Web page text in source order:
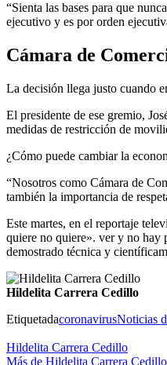
“Sienta las bases para que
ejecutivo y es por orden
Cámara de
La decisión llega justo cuando
El presidente de ese gremio,
medidas de restricción de
¿Cómo puede cambiar la
“Nosotros como Cámara de
también la importancia de
Este martes, en el reportaje
quiere no quiere». ver y no hay
demostrado técnica y
Hildelita Carrera Cedillo
EtiquetadacoronavirusNoticias
Hildelita Carrera Cedillo
Más de Hildelita Carrera Cedillo